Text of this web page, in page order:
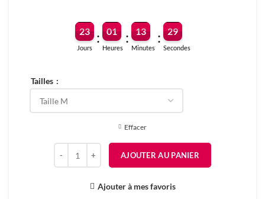
23
Jours
: 01
Heures
: 13
Minutes
: 29
Secondes
Tailles
Effacer
quantité de WOMEN'S CAPRI LEGGINGS
AJOUTER AU PANIER
Ajouter à mes favoris